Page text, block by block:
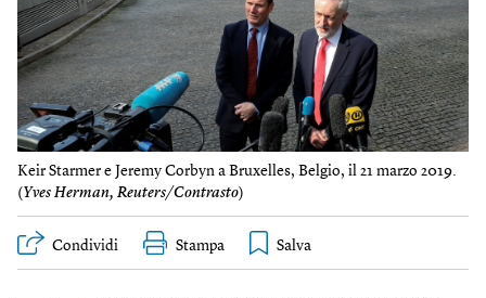
Keir Starmer e Jeremy Corbyn a Bruxelles, Belgio, il 21 marzo 2019.
( Yves Herman, Reuters/Contrasto)
Condividi Stampa